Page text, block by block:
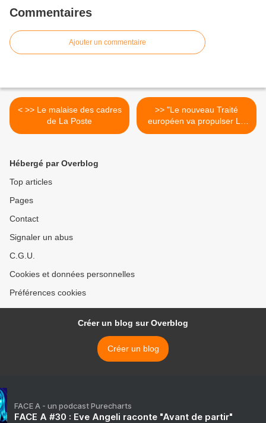
Commentaires
Ajouter un commentaire
< >> Le malaise des cadres
de La Poste
>> "Le nouveau Traité
européen va propulser La
Poste dans une impasse" >
Hébergé par Overblog
Top articles
Pages
Contact
Signaler un abus
C.G.U.
Cookies et données personnelles
Préférences cookies
Créer un blog sur Overblog
Créer un blog
FACE A - un podcast Purecharts
FACE A #30 : Eve Angeli raconte "Avant de partir"